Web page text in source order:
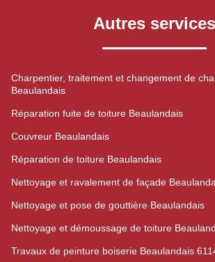
Autres services
Charpentier, traitement et changement de
Beaulandais
Réparation fuite de toiture Beaulandais
Couvreur Beaulandais
Réparation de toiture Beaulandais
Nettoyage et ravalement de façade
Nettoyage et pose de gouttière Beaulandais
Nettoyage et démoussage de toiture
Travaux de peinture boiserie Beaulandais